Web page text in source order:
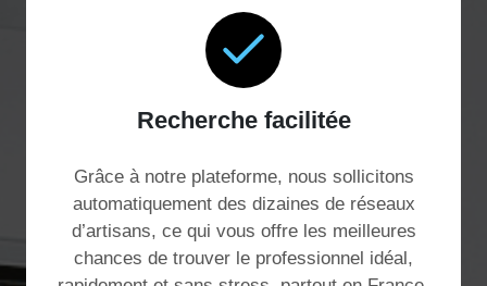
Recherche facilitée
Grâce à notre plateforme, nous sollicitons
automatiquement des dizaines de réseaux
d’artisans, ce qui vous offre les meilleures
chances de trouver le professionnel idéal,